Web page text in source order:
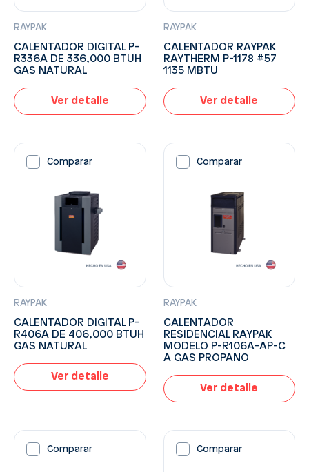
RAYPAK
CALENTADOR DIGITAL P-
R336A DE 336,000 BTUH
GAS NATURAL
Ver detalle
RAYPAK
CALENTADOR RAYPAK
RAYTHERM P-1178 #57
1135 MBTU
Ver detalle
Comparar
RAYPAK
CALENTADOR DIGITAL P-
R406A DE 406,000 BTUH
GAS NATURAL
Ver detalle
Comparar
RAYPAK
CALENTADOR
RESIDENCIAL RAYPAK
MODELO P-R106A-AP-C
A GAS PROPANO
Ver detalle
Comparar Comparar